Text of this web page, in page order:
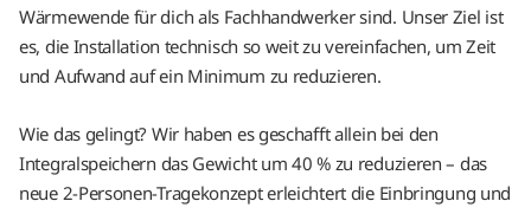
Wärmewende für dich als Fachhandwerker sind. Unser Ziel ist
es, die Installation technisch so weit zu vereinfachen, um Zeit
und Aufwand auf ein Minimum zu reduzieren.
Wie das gelingt? Wir haben es geschafft allein bei den
Integralspeichern das Gewicht um 40 % zu reduzieren – das
neue 2-Personen-Tragekonzept erleichtert die Einbringung und